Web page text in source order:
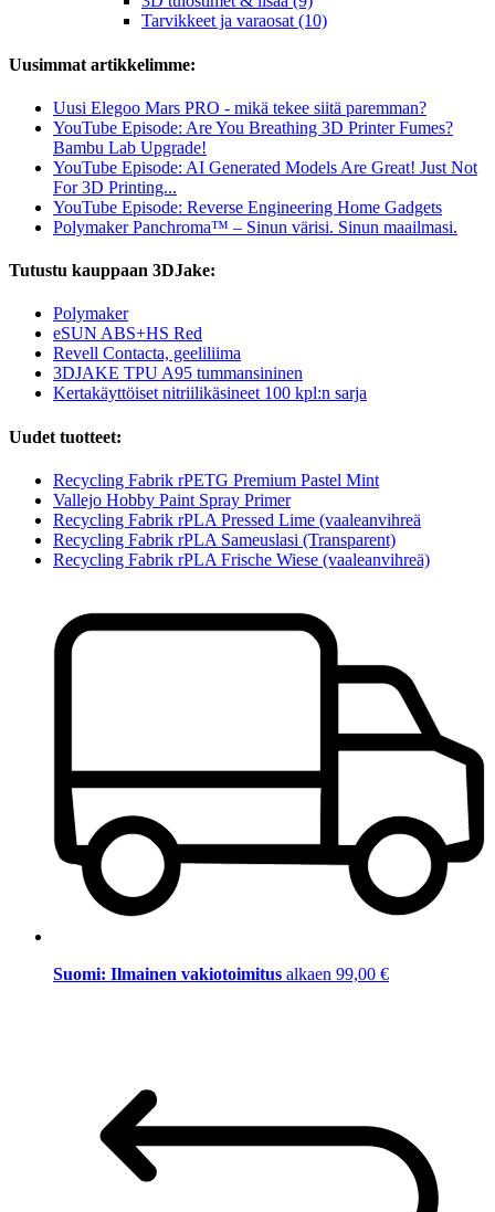
Tarvikkeet ja varaosat (10)
Uusimmat artikkelimme:
Uusi Elegoo Mars PRO - mikä tekee siitä paremman?
YouTube Episode: Are You Breathing 3D Printer Fumes?
Bambu Lab Upgrade!
YouTube Episode: AI Generated Models Are Great! Just Not
For 3D Printing...
YouTube Episode: Reverse Engineering Home Gadgets
Polymaker Panchroma™ – Sinun värisi. Sinun maailmasi.
Tutustu kauppaan 3DJake:
Polymaker
eSUN ABS+HS Red
Revell Contacta, geeliliima
3DJAKE TPU A95 tummansininen
Kertakäyttöiset nitriilikäsineet 100 kpl:n sarja
Uudet tuotteet:
Recycling Fabrik rPETG Premium Pastel Mint
Vallejo Hobby Paint Spray Primer
Recycling Fabrik rPLA Pressed Lime (vaaleanvihreä
Recycling Fabrik rPLA Sameuslasi (Transparent)
Recycling Fabrik rPLA Frische Wiese (vaaleanvihreä)
Suomi: Ilmainen vakiotoimitus alkaen 99,00 €